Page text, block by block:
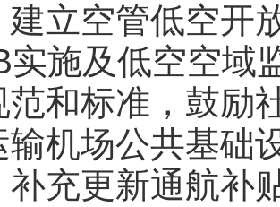
建立空管低空开
实施及低空空域
范和标准，鼓励
输机场公共基础
补充更新通航补